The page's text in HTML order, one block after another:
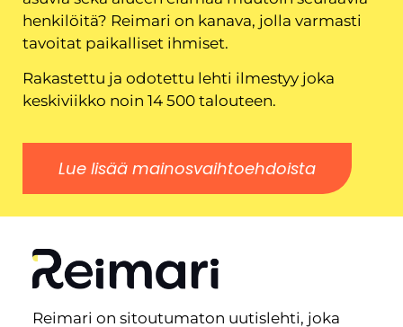
henkilöitä? Reimari on kanava, jolla varmasti
tavoitat paikalliset ihmiset.
Rakastettu ja odotettu lehti ilmestyy joka
keskiviikko noin 14 500 talouteen.
Lue lisää mainosvaihtoehdoista
Reimari on sitoutumaton uutislehti, joka